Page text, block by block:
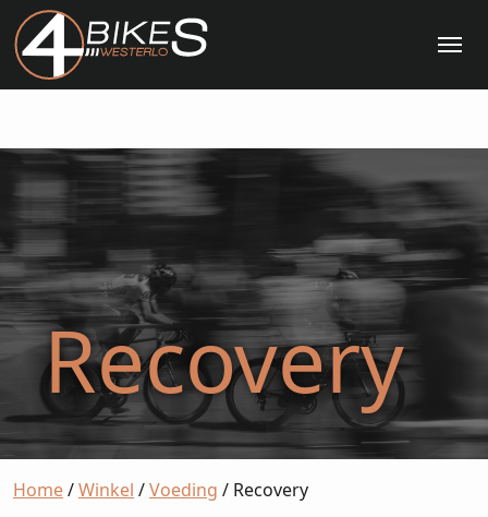
Recovery
Home/Winkel /Voeding / Recovery